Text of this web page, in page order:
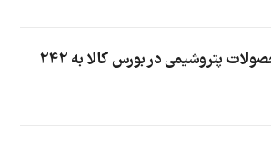
ارزش معامله محصولات پتروشیمی در بورس کالا به 242